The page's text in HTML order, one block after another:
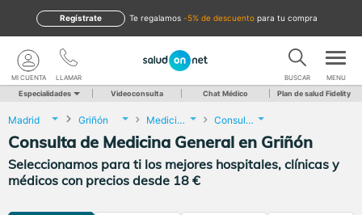
te regalamos -5% de descuento para tu compra
Regístrate
LLAMAR
MI CUENTA BUSCAR MENU
Especialidades Videoconsulta Chat Médico Plan de salud Fidelity
Madrid Griñón Medicina General Consulta de Medicina General
Consulta de Medicina General en Griñón
Seleccionamos para ti los mejores hospitales, clínicas y
médicos con precios desde 18 €